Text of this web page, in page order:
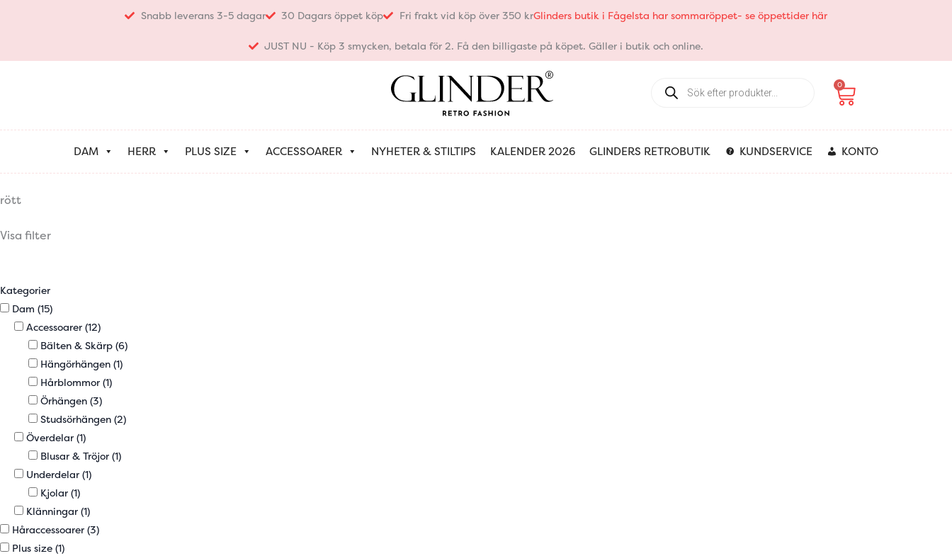
Snabb leverans 3-5 dagar 30 Dagars öppet köp Fri frakt vid köp över 350 krGlinders butik i Fågelsta har sommaröppet- se öppettider här
JUST NU - Köp 3 smycken, betala för 2. Få den billigaste på köpet. Gäller i butik och online.
search
0
Varukorg
DAM HERR PLUS SIZE ACCESSOARER NYHETER & STILTIPS KALENDER 2026 GLINDERS RETROBUTIK KUNDSERVICE KONTO
rött
Visa filter
Kategorier
Dam (15)
Accessoarer (12)
Bälten & Skärp (6)
Hängörhängen (1)
Hårblommor (1)
Örhängen (3)
Studsörhängen (2)
Överdelar (1)
Blusar & Tröjor (1)
Underdelar (1)
Kjolar (1)
Klänningar (1)
Håraccessoarer (3)
Plus size (1)